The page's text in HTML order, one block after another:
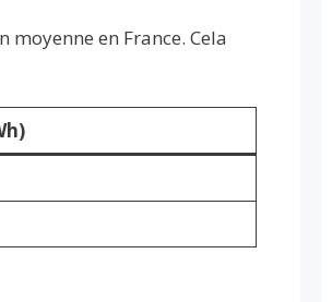
moyenne en France. Cela